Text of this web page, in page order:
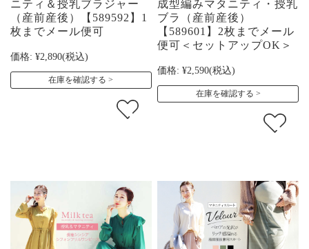
ニティ＆授乳ブラジャー
（産前産後）【589592】1
枚までメール便可
価格: ¥2,890(税込)
在庫を確認する
成型編みマタニティ・授乳
ブラ（産前産後）
【589601】2枚までメール
便可＜セットアップOK＞
価格: ¥2,590(税込)
在庫を確認する